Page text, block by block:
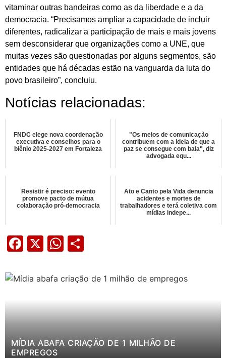
vitaminar outras bandeiras como as da liberdade e a da
democracia. “Precisamos ampliar a capacidade de incluir
diferentes, radicalizar a participação de mais e mais jovens
sem desconsiderar que organizações como a UNE, que
muitas vezes são questionadas por alguns segmentos, são
entidades que há décadas estão na vanguarda da luta do
povo brasileiro”, concluiu.
Notícias relacionadas:
FNDC elege nova coordenação
executiva e conselhos para o
biênio 2025-2027 em Fortaleza
"Os meios de comunicação
contribuem com a ideia de que a
paz se consegue com bala", diz
advogada equ...
Resistir é preciso: evento
promove pacto de mútua
colaboração pró-democracia
Ato e Canto pela Vida denuncia
acidentes e mortes de
trabalhadores e terá coletiva com
mídias indepe...
Facebook
X WhatsApp
MÍDIA ABAFA CRIAÇÃO DE 1 MILHÃO DE
EMPREGOS